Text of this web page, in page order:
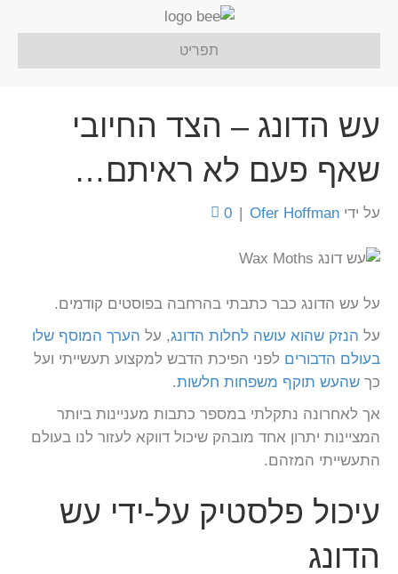
תפריט
עש הדונג – הצד החיובי
שאף פעם לא ראיתם…
על ידי Ofer Hoffman
|
0
על עש הדונג כבר כתבתי בהרחבה בפוסטים קודמים.
על הנזק שהוא עושה לחלות הדונג, על הערך המוסף שלו
בעולם הדבורים לפני הפיכת הדבש למקצוע תעשייתי ועל
כך שהעש תוקף משפחות חלשות.
אך לאחרונה נתקלתי במספר כתבות מעניינות ביותר
המציינות יתרון אחד מובהק שיכול דווקא לעזור לנו בעולם
התעשייתי המזהם.
עיכול פלסטיק על-ידי עש
הדונג